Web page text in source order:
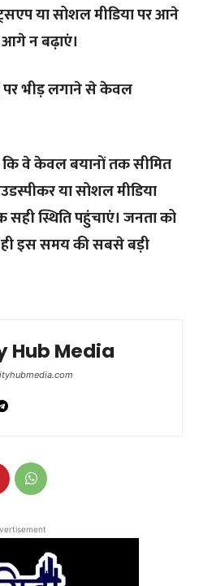
या सोशल मीडिया पर आने
न बढ़ाएं।
पर भीड़ लगाने से केवल
कि वे केवल बयानों तक सीमित
या सोशल मीडिया
सही स्थिति पहुंचाएं। जनता को
इस समय की सबसे बड़ी
Hub Media